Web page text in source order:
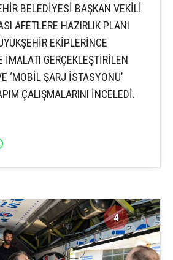
BELEDİYESİ BAŞKAN VEKİLİ
AFETLERE HAZIRLIK PLANI
EKİPLERİNCE
İMALATI GERÇEKLEŞTİRİLEN
‘MOBİL ŞARJ İSTASYONU’
ÇALIŞMALARINI İNCELEDİ.
4 6